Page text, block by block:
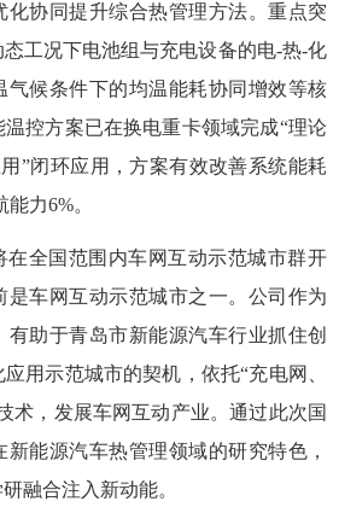
化协同提升综合热管理方法。重点突
工况下电池组与充电设备的电-热-化
气候条件下的均温能耗协同增效等核
控方案已在换电重卡领域完成“理论
”闭环应用，方案有效改善系统能耗
力6%。
在全国范围内车网互动示范城市群开
是车网互动示范城市之一。公司作为
有助于青岛市新能源汽车行业抓住创
用示范城市的契机，依托“充电网、
术，发展车网互动产业。通过此次国
能源汽车热管理领域的研究特色，
融合注入新动能。